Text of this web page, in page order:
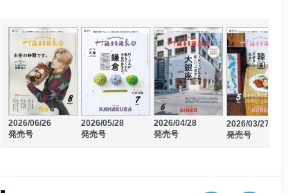
2026/02/20
発売号
2026/01/21
発売号
2026/06/26
発売号
2026/05/28
発売号
2026/04/28
発売号
2026/03/27
発売号